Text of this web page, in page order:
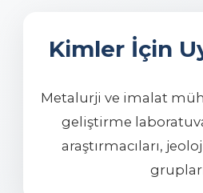
Kimler İçin
Metalurji ve imalat
geliştirme
araştırmacıları,